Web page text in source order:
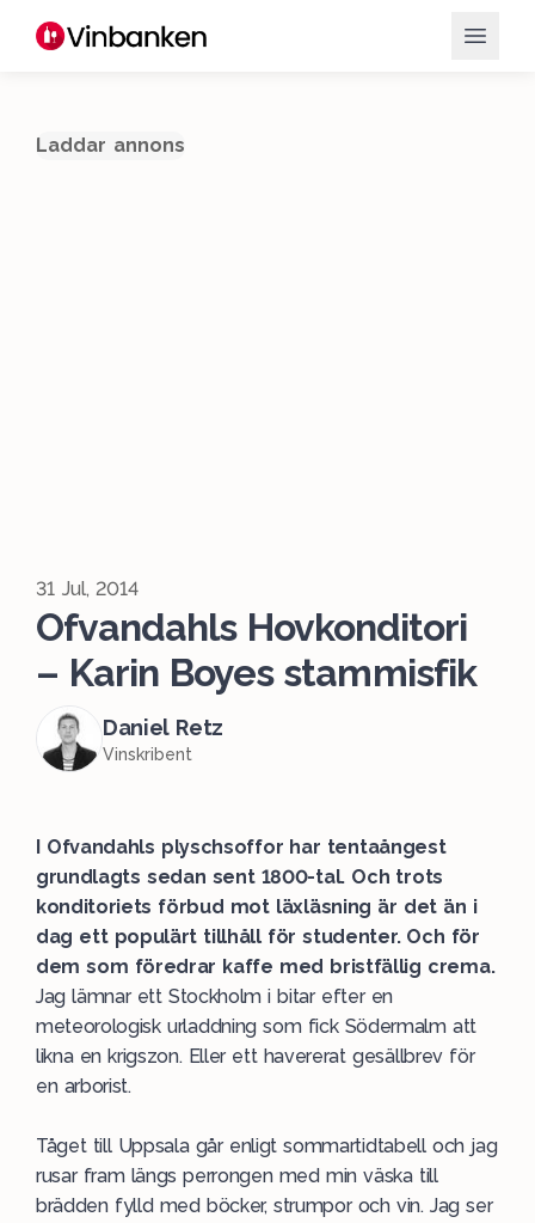
Laddar annons
31 Jul, 2014
Ofvandahls Hovkonditori
– Karin Boyes stammisfik
Daniel Retz
Vinskribent
I Ofvandahls plyschsoffor har tentaångest
grundlagts sedan sent 1800-tal. Och trots
konditoriets förbud mot läxläsning är det än i
dag ett populärt tillhåll för studenter. Och för
dem som föredrar kaffe med bristfällig crema.
Jag lämnar ett Stockholm i bitar efter en
meteorologisk urladdning som fick Södermalm att
likna en krigszon. Eller ett havererat gesällbrev för
en arborist.
Tåget till Uppsala går enligt sommartidtabell och jag
rusar fram längs perrongen med min väska till
brädden fylld med böcker, strumpor och vin. Jag ser